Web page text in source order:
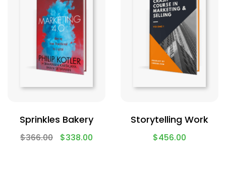
Sprinkles Bakery
$366.00 $338.00
Storytelling Work
$456.00